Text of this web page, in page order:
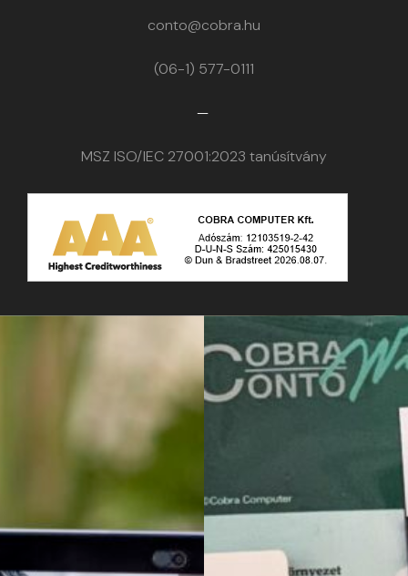
conto@cobra.hu
(06-1) 577-0111
—
MSZ ISO/IEC 27001:2023 tanúsítvány